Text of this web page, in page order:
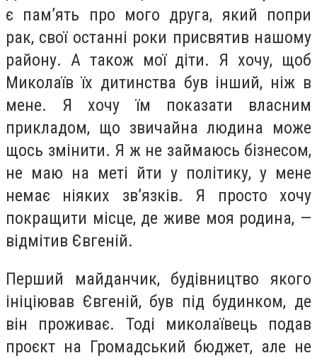
є пам’ять про мого друга, який попри
рак, свої останні роки присвятив нашому
району. А також мої діти. Я хочу, щоб
Миколаїв їх дитинства був інший, ніж в
мене. Я хочу їм показати власним
прикладом, що звичайна людина може
щось змінити. Я ж не займаюсь бізнесом,
не маю на меті йти у політику, у мене
немає ніяких зв’язків. Я просто хочу
покращити місце, де живе моя родина, —
відмітив Євгеній.
Перший майданчик, будівництво якого
ініціював Євгеній, був під будинком, де
він проживає. Тоді миколаївець подав
проєкт на Громадський бюджет, але не